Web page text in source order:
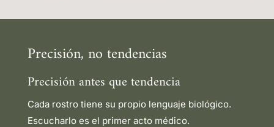
Precisión, no tendencias
Precisión antes que tendencia
Cada rostro tiene su propio lenguaje biológico.
Escucharlo es el primer acto médico.